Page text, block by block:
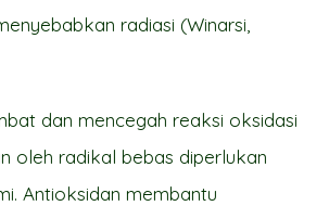
radiasi (Winarsi,
dan mencegah reaksi oksidasi
oleh radikal bebas diperlukan
Antioksidan membantu